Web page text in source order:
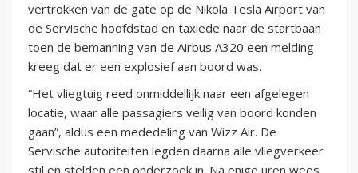
vertrokken van de gate op de Nikola Tesla Airport van
de Servische hoofdstad en taxiede naar de startbaan
toen de bemanning van de Airbus A320 een melding
kreeg dat er een explosief aan boord was.
“Het vliegtuig reed onmiddellijk naar een afgelegen
locatie, waar alle passagiers veilig van boord konden
gaan”, aldus een mededeling van Wizz Air. De
Servische autoriteiten legden daarna alle vliegverkeer